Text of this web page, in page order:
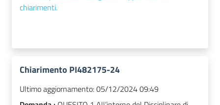
chiarimenti.
Chiarimento PI482175-24
Ultimo aggiornamento:05/12/2024 09:49